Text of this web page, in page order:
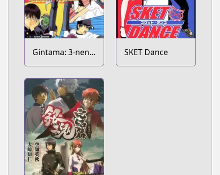
Gintama: 3-nen
Z-gumi Ginpachi-
sensei
SKET Dance